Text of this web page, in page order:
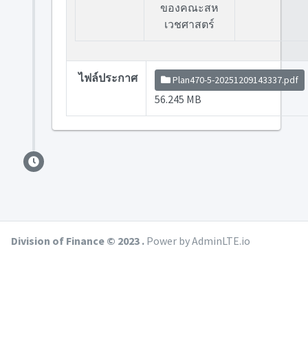
ของคณะสห
เวชศาสตร์
ไฟล์ประกาศ Plan470-5-20251209143337.pdf
56.245 MB
Division of Finance © 2023 . Power by AdminLTE.io